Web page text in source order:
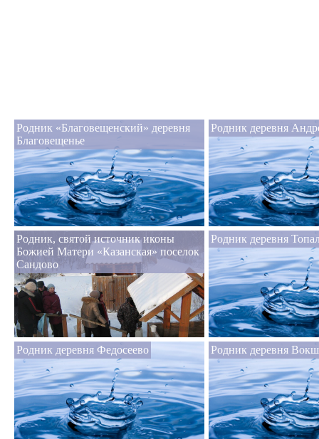
Родник «Благовещенский» деревня
Благовещенье
Родник деревня
Родник, святой источник иконы
Божией Матери «Казанская» поселок
Сандово
Родник деревня
Родник деревня Федосеево Родник деревня